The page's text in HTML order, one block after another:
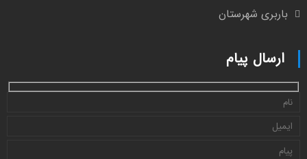
باربری شهرستان
ارسال پیام